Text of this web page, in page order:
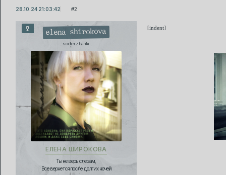
2
28.10.24 21:03:42
elena shirokova
soderzhanki
ЕЛЕНА ШИРОКОВА
Ты не верь слезам,
Все вернется после долгих ночей
[indent]